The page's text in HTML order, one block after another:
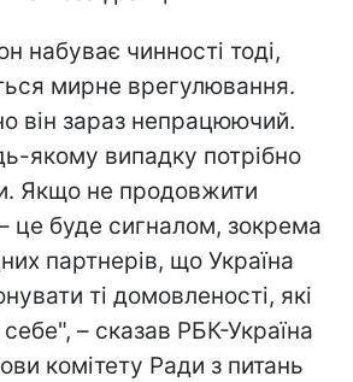
набуває чинності тоді,
мирне врегулювання.
він зараз непрацюючий.
якому випадку потрібно
Якщо не продовжити
це буде сигналом, зокрема
партнерів, що Україна
ті домовленості, які
– сказав РБК-Україна
комітету Ради з питань